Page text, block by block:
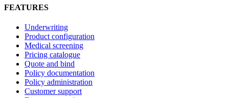
FEATURES
Underwriting
Product configuration
Medical screening
Pricing catalogue
Quote and bind
Policy documentation
Policy administration
Customer support